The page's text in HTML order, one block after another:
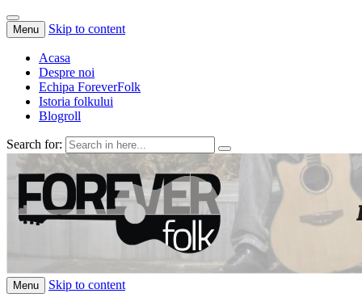
Menu Skip to content
Acasa
Despre noi
Echipa ForeverFolk
Istoria folkului
Blogroll
Search for:
ForeverFolk
Muzica sufletului tau
Menu Skip to content